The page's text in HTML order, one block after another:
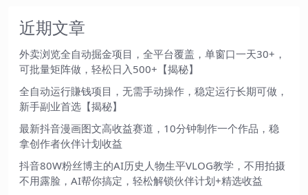
近期文章
外卖浏览全自动掘金项目，全平台覆盖，单窗口一天30+，
可批量矩阵做，轻松日入500+【揭秘】
全自动运行賺钱项目，无需手动操作，稳定运行长期可做，
新手副业首选【揭秘】
最新抖音漫画图文高收益赛道，10分钟制作一个作品，稳
拿创作者伙伴计划收益
抖音80W粉丝博主的AI历史人物生平VLOG教学，不用拍摄
不用露脸，AI帮你搞定，轻松解锁伙伴计划+精选收益